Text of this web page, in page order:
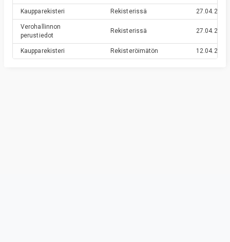
Kaupparekisteri Rekisterissä 27.04.2020
Verohallinnon
perustiedot
Rekisterissä 27.04.2020
Kaupparekisteri Rekisteröimätön 12.04.2020